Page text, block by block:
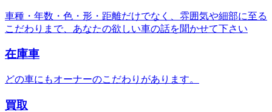
車種・年数・色・形・距離だけでなく、雰囲気や細部に至る
こだわりまで、あなたの欲しい車の話を聞かせて下さい
在庫車
どの車にもオーナーのこだわりがあります。
買取